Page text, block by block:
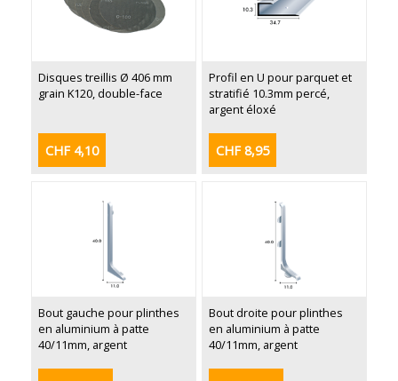
Disques treillis Ø 406 mm
grain K120, double-face
CHF 4,10
Profil en U pour parquet et
stratifié 10.3mm percé,
argent éloxé
CHF 8,95
Bout gauche pour plinthes
en aluminium à patte
40/11mm, argent
Bout droite pour plinthes
en aluminium à patte
40/11mm, argent